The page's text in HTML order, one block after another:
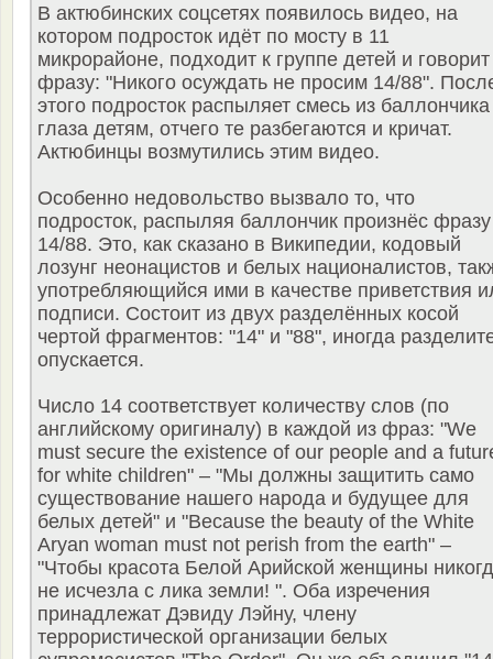
В актюбинских соцсетях появилось видео, на
котором подросток идёт по мосту в 11
микрорайоне, подходит к группе детей и говорит
фразу: "Никого осуждать не просим 14/88".
этого подросток распыляет смесь из
глаза детям, отчего те разбегаются и кричат.
Актюбинцы возмутились этим видео.
Особенно недовольство вызвало то, что
подросток, распыляя баллончик произнёс
14/88. Это, как сказано в Википедии, кодовый
лозунг неонацистов и белых националистов,
употребляющийся ими в качестве приветствия
подписи. Состоит из двух разделённых косой
чертой фрагментов: "14" и "88", иногда
опускается.
Число 14 соответствует количеству слов (по
английскому оригиналу) в каждой из фраз: "We
must secure the existence of our people and a
for white children" – "Мы должны защитить само
существование нашего народа и будущее для
белых детей" и "Because the beauty of the White
Aryan woman must not perish from the earth" –
"Чтобы красота Белой Арийской женщины
не исчезла с лика земли! ". Оба изречения
принадлежат Дэвиду Лэйну, члену
террористической организации белых